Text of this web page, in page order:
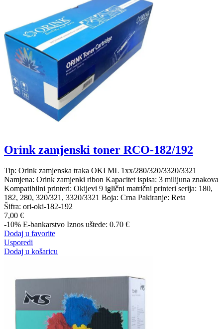
Orink zamjenski toner RCO-182/192
Tip: Orink zamjenska traka OKI ML 1xx/280/320/3320/3321
Namjena: Orink zamjenki ribon Kapacitet ispisa: 3 milijuna znakova
Kompatibilni printeri: Okijevi 9 iglični matrični printeri serija: 180,
182, 280, 320/321, 3320/3321 Boja: Crna Pakiranje: Reta
Šifra: ori-oki-182-192
7,00 €
-10% E-bankarstvo Iznos uštede: 0.70 €
Dodaj u favorite
Usporedi
Dodaj u košaricu